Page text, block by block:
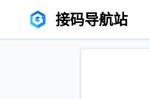
接码导航站